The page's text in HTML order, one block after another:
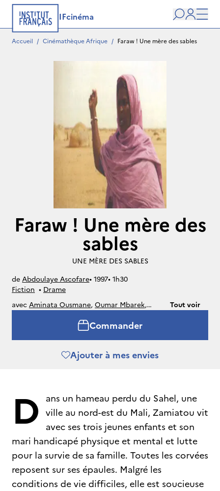
IFcinéma
user
Accueil / Cinémathèque Afrique / Faraw ! Une mère des sables
Faraw ! Une mère des
sables
UNE MÈRE DES SABLES
de Abdoulaye Ascofare• 1997• 1h30
Fiction • Drame
avec Aminata Ousmane, Oumar Mbarek,
Tout voir
Commander
Ajouter à mes envies
D
ans un hameau perdu du Sahel, une
ville au nord-est du Mali, Zamiatou vit
avec ses trois jeunes enfants et son
mari handicapé physique et mental et lutte
pour la survie de sa famille. Toutes les corvées
reposent sur ses épaules. Malgré les
conditions de vie difficiles, elle est soucieuse